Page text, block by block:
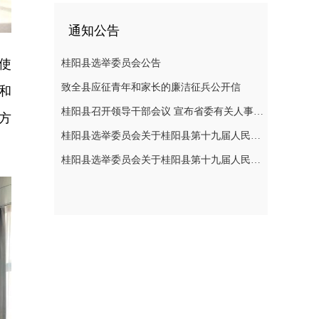
通知公告
桂阳县选举委员会公告
致全县应征青年和家长的廉洁征兵公开信
桂阳县召开领导干部会议 宣布省委有关人事安排决定
桂阳县选举委员会关于桂阳县第十九届人民代表大会代表选举日的公告
桂阳县选举委员会关于桂阳县第十九届人民代表大会代表选举日的公告